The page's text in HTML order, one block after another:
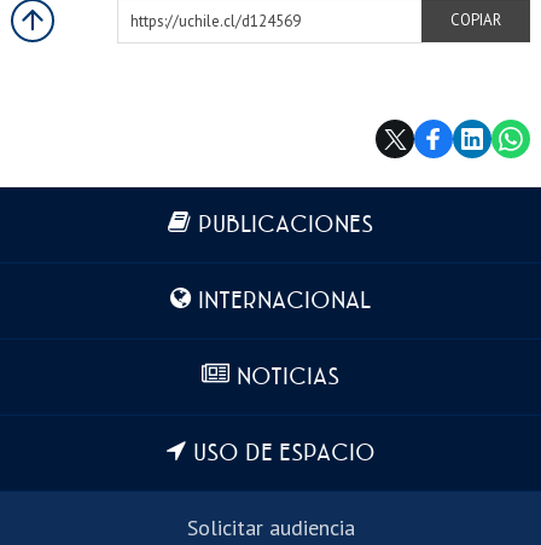
https://uchile.cl/d124569
COPIAR
Más información
PUBLICACIONES
INTERNACIONAL
NOTICIAS
USO DE ESPACIO
Solicitar audiencia